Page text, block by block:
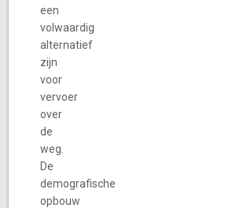
een
volwaardig
alternatief
zijn
voor
vervoer
over
de
weg.
De
demografische
opbouw